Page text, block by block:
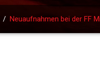
/ Neuaufnahmen bei der FF